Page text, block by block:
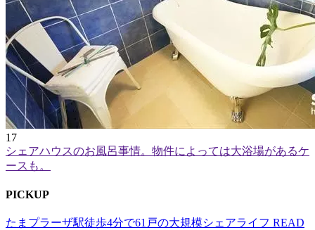
17
シェアハウスのお風呂事情。物件によっては大浴場があるケ
ースも。
PICKUP
たまプラーザ駅徒歩4分で61戸の大規模シェアライフ READ